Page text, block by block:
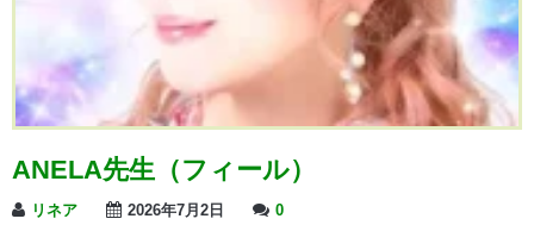
ANELA先生（フィール）
リネア 2026年7月2日 0